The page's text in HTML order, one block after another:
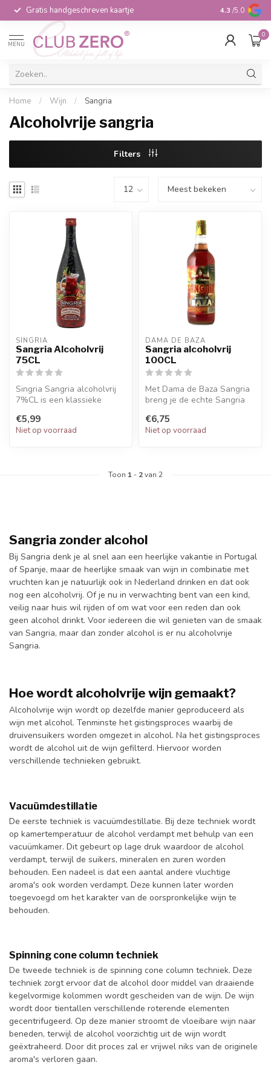
Gratis handgeschreven kaartje Voor 16:00
4.3 /5.0
MENU
0
Home / Wijn / Sangria
Alcoholvrije sangria
Filters
SINGRIA
Sangria Alcoholvrij
75CL
Singria Sangria alcoholvrij
7%CL is een klassieke
die zo...
€5,99
Niet op voorraad
DAMA DE BAZA
Sangria alcoholvrij
100CL
Met Dama de Baza Sangria
breng je de echte Sangria
€6,75
Niet op voorraad
Toon 1 - 2van 2
Sangria zonder alcohol
Bij Sangria denk je al snel aan een heerlijke vakantie in Portugal
of Spanje, maar de heerlijke smaak van wijn in combinatie met
vruchten kan je natuurlijk ook in Nederland drinken en dat ook
nog een alcoholvrij. Of je nu in verwachting bent van een kind,
veilig naar huis wil rijden of om wat voor een reden dan ook
geen alcohol drinkt. Voor iedereen die wil genieten van de smaak
van Sangria, maar dan zonder alcohol is er nu alcoholvrije
Sangria.
Hoe wordt alcoholvrije wijn gemaakt?
Alcoholvrije wijn wordt op dezelfde manier geproduceerd als
wijn met alcohol. Tenminste het gistingsproces waarbij de
druivensuikers worden omgezet in alcohol. Na het gistingsproces
wordt de alcohol uit de wijn gefilterd. Hiervoor worden
verschillende technieken gebruikt.
Vacuümdestillatie
De eerste techniek is vacuümdestillatie. Bij deze techniek wordt
op kamertemperatuur de alcohol verdampt met behulp van een
vacuümkamer. Dit gebeurt op lage druk waardoor de alcohol
verdampt, terwijl de suikers, mineralen en zuren worden
behouden. Een nadeel is dat een aantal andere vluchtige
aroma's ook worden verdampt. Deze kunnen later worden
toegevoegd om het karakter van de oorspronkelijke wijn te
behouden.
Spinning cone column techniek
De tweede techniek is de spinning cone column techniek. Deze
techniek zorgt ervoor dat de alcohol door middel van draaiende
kegelvormige kolommen wordt gescheiden van de wijn. De wijn
wordt door tientallen verschillende roterende elementen
gecentrifugeerd. Op deze manier stroomt de vloeibare wijn naar
beneden, terwijl de alcohol voorzichtig uit de wijn wordt
geëxtraheerd. Door dit proces zal er vrijwel niks van de originele
aroma's verloren gaan.